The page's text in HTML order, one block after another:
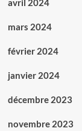
avril 2024
mars 2024
février 2024
janvier 2024
décembre 2023
novembre 2023